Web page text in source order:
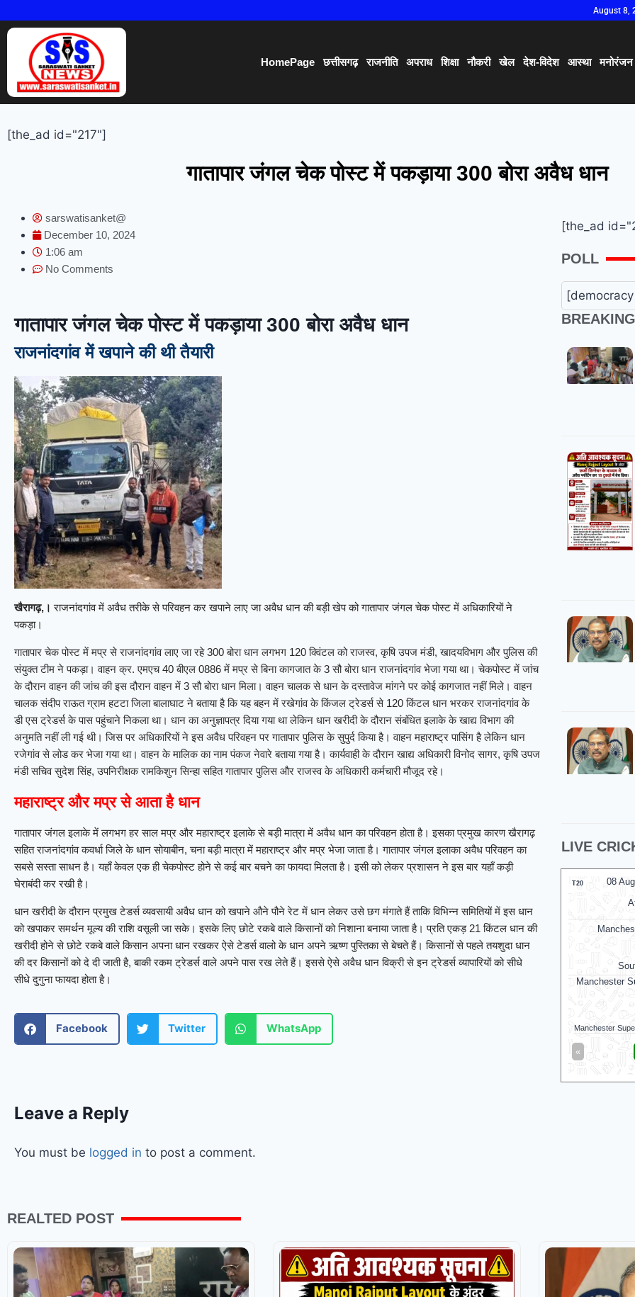
August 8,
HomePage छत्तीसगढ़ राजनीति अपराध शिक्षा नौकरी खेल देश-विदेश आस्था मनोरंजन
[the_ad id="217"]
गातापार जंगल चेक पोस्ट में पकड़ाया 300 बोरा अवैध धान
sarswatisanket@
December 10, 2024
1:06 am
No Comments
गातापार जंगल चेक पोस्ट में पकड़ाया 300 बोरा अवैध धान
राजनांदगांव में खपाने की थी तैयारी
खैरागढ़,। राजनांदगांव में अवैध तरीके से परिवहन कर खपाने लाए जा अवैध धान की बड़ी खेप को गातापार जंगल चेक पोस्ट में अधिकारियों ने
पकड़ा।
गातापार चेक पोस्ट में मप्र से राजनांदगांव लाए जा रहे 300 बोरा धान लगभग 120 क्विंटल को राजस्व, कृषि उपज मंडी, खादयविभाग और पुलिस की
संयुक्त टीम ने पकड़ा। वाहन क्र. एमएच 40 बीएल 0886 में मप्र से बिना कागजात के 3 सौ बोरा धान राजनांदगांव भेजा गया था। चेकपोस्ट में जांच
के दौरान वाहन की जांच की इस दौरान वाहन में 3 सौ बोरा धान मिला। वाहन चालक से धान के दस्तावेज मांगने पर कोई कागजात नहीं मिले। वाहन
चालक संदीप राऊत ग्राम हटटा जिला बालाघाट ने बताया है कि यह बहन में रखेगांव के किंजल ट्रेडर्स से 120 किंटल धान भरकर राजनांदगांव के
डी एस ट्रेडर्स के पास पहुंचाने निकला था। धान का अनुज्ञापत्र दिया गया था लेकिन धान खरीदी के दौरान संबंधित इलाके के खाद्य विभाग की
अनुमति नहीं ली गई थी। जिस पर अधिकारियों ने इस अवैध परिवहन पर गातापार पुलिस के सुपुर्द किया है। वाहन महाराष्ट्र पासिंग है लेकिन धान
रजेगांव से लोड कर भेजा गया था। वाहन के मालिक का नाम पंकज नेवारे बताया गया है। कार्यवाही के दौरान खाद्य अधिकारी विनोद सागर, कृषि उपज
मंडी सचिव सुदेश सिंह, उपनिरीक्षक रामकिशुन सिन्हा सहित गातापार पुलिस और राजस्व के अधिकारी कर्मचारी मौजूद रहे।
महाराष्ट्र और मप्र से आता है धान
गातापार जंगल इलाके में लगभग हर साल मप्र और महाराष्ट्र इलाके से बड़ी मात्रा में अवैध धान का परिवहन होता है। इसका प्रमुख कारण खैरागढ़
सहित राजनांदगांव कवर्धा जिले के धान सोयाबीन, चना बड़ी मात्रा में महाराष्ट्र और मप्र भेजा जाता है। गातापार जंगल इलाका अवैध परिवहन का
सबसे सस्ता साधन है। यहाँ केवल एक ही चेकपोस्ट होने से कई बार बचने का फायदा मिलता है। इसी को लेकर प्रशासन ने इस बार यहाँ कड़ी
घेराबंदी कर रखी है।
धान खरीदी के दौरान प्रमुख टेडर्स व्यवसायी अवैध धान को खपाने औने पौने रेट में धान लेकर उसे छग मंगाते हैं ताकि विभिन्न समितियों में इस धान
को खपाकर समर्थन मूल्य की राशि वसूली जा सके। इसके लिए छोटे रकबे वाले किसानों को निशाना बनाया जाता है। प्रति एकड़ 21 किंटल धान की
खरीदी होने से छोटे रकबे वाले किसान अपना धान रखकर ऐसे टेडर्स वालो के धान अपने ऋष्ण पुस्तिका से बेचते हैं। किसानों से पहले तयशुदा धान
की दर किसानों को दे दी जाती है, बाकी रकम ट्रेडर्स वाले अपने पास रख लेते हैं। इससे ऐसे अवैध धान विक्री से इन ट्रेडर्स व्यापारियों को सीधे
सीधे दुगुना फायदा होता है।
Facebook Twitter WhatsApp
Leave a Reply
You must be logged in to post a comment.
[the_ad
POLL
LIVE
08
T20
Manchester
Manchester
«
REALTED POST